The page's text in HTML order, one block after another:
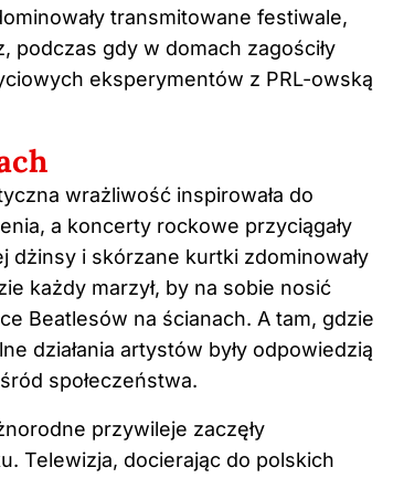
transmitowane festiwale,
podczas gdy w domach zagościły
eksperymentów z PRL-owską
wrażliwość inspirowała do
a koncerty rockowe przyciągały
dżinsy i skórzane kurtki zdominowały
każdy marzył, by na sobie nosić
Beatlesów na ścianach. A tam, gdzie
działania artystów były odpowiedzią
społeczeństwa.
przywileje zaczęły
Telewizja, docierając do polskich